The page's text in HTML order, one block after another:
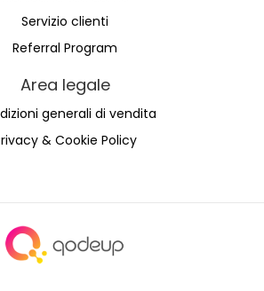
Servizio clienti
Referral Program
Area legale
generali di vendita
& Cookie Policy